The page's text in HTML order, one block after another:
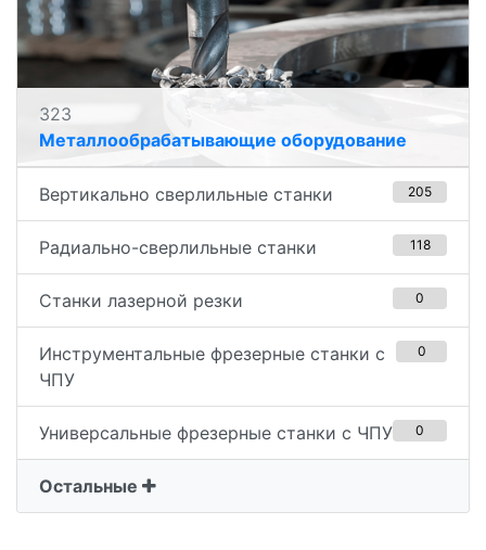
323
Металлообрабатывающие оборудование
Вертикально сверлильные станки 205
Радиально-сверлильные станки 118
Станки лазерной резки 0
Инструментальные фрезерные станки с
ЧПУ
0
Универсальные фрезерные станки с ЧПУ 0
Остальные